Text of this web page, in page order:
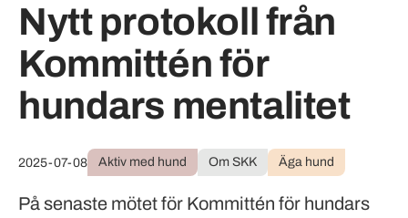
Nytt protokoll från
Kommittén för
hundars mentalitet
2025-07-08 Aktiv med hund Om SKK Äga hund
På senaste mötet för Kommittén för hundars